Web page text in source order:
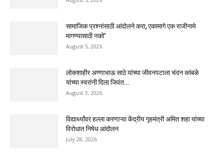
सामाजिक प्रश्नांसाठी आंदोलने करा, एकामागे एक राजीनामे
मागण्यासाठी नको’
August 5, 2026
लोकशाहीर अण्णाभाऊ साठे यांच्या जीवनपटाला चंदन कांबळे
यांच्या स्वरांनी दिला जिवंत...
August 3, 2026
विद्यार्थ्यांवर हल्ला करणाऱ्या केंद्रीय गृहमंत्री अमित शहा यांच्या
विरोधात निषेध आंदोलन
July 28, 2026